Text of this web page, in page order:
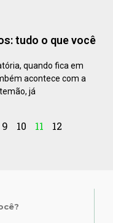
tudo o que você
quando fica em
acontece com a
já
9 10 11 12